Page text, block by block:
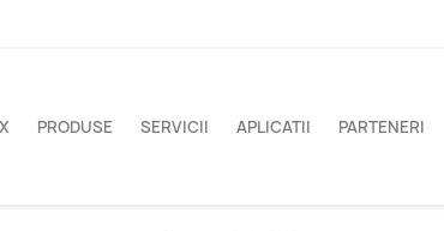
PRODUSE SERVICII APLICATII PARTENERI